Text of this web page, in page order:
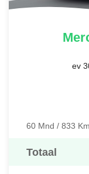
ev
60 Mnd / 833 Km
Totaal